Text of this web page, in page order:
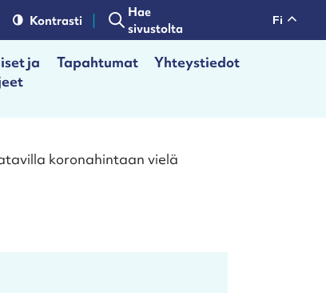
Kontrasti
Hae
sivustolta
ja
Tapahtumat Yhteystiedot
koronahintaan vielä
fi